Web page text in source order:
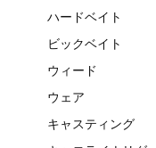
ハードベイト
ビックベイト
ウィード
ウェア
キャスティング